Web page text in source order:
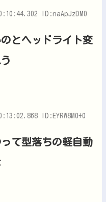
ID:naApJzDM0
とヘッドライト変
ID:EYRW8M0+0
て型落ちの軽自動